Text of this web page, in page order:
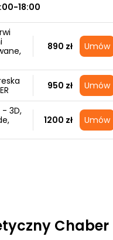
18:00
890 zł Umów
950 zł Umów
3D,
1200 zł Umów
Chaber